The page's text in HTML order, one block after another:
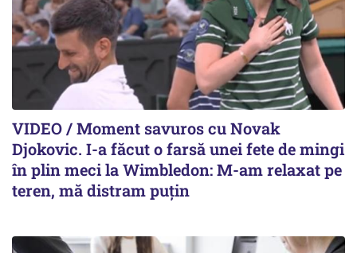
VIDEO / Moment savuros cu Novak
Djokovic. I-a făcut o farsă unei fete de mingi
în plin meci la Wimbledon: M-am relaxat pe
teren, mă distram puțin